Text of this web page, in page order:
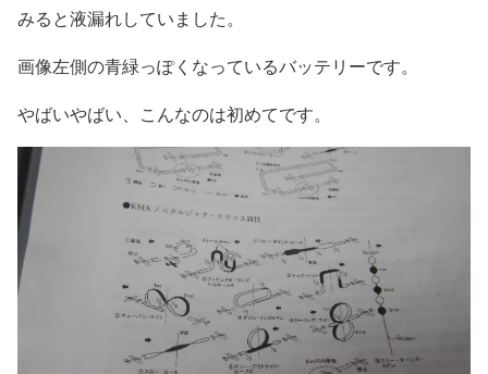
みると液漏れしていました。
画像左側の青緑っぽくなっているバッテリーです。
やばいやばい、こんなのは初めてです。